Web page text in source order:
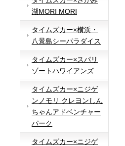
湖MORI MORI
タイムズカー×横浜・
八景島シーパラダイス
タイムズカー×スパリ
ゾートハワイアンズ
タイムズカー×ニジゲ
ンノモリ クレヨンしん
ちゃんアドベンチャー
パーク
タイムズカー×ニジゲ